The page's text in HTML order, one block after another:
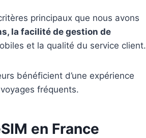
principaux que nous avons
la facilité de gestion de
et la qualité du service client.
bénéficient d’une expérience
fréquents.
en France